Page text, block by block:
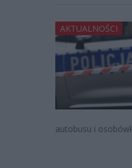
AKTUALNOŚCI
autobusu i